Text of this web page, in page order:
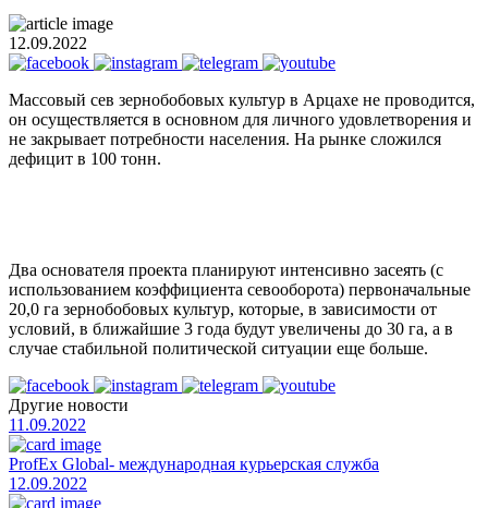
12.09.2022
Массовый сев зернобобовых культур в Арцахе не проводится,
он осуществляется в основном для личного удовлетворения и
не закрывает потребности населения. На рынке сложился
дефицит в 100 тонн.
Два основателя проекта планируют интенсивно засеять (с
использованием коэффициента севооборота) первоначальные
20,0 га зернобобовых культур, которые, в зависимости от
условий, в ближайшие 3 года будут увеличены до 30 га, а в
случае стабильной политической ситуации еще больше.
Другие новости
11.09.2022
ProfEx Global- международная курьерская служба
12.09.2022